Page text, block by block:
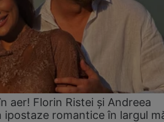
aer! Florin Ristei și Andreea
ipostaze romantice în largul